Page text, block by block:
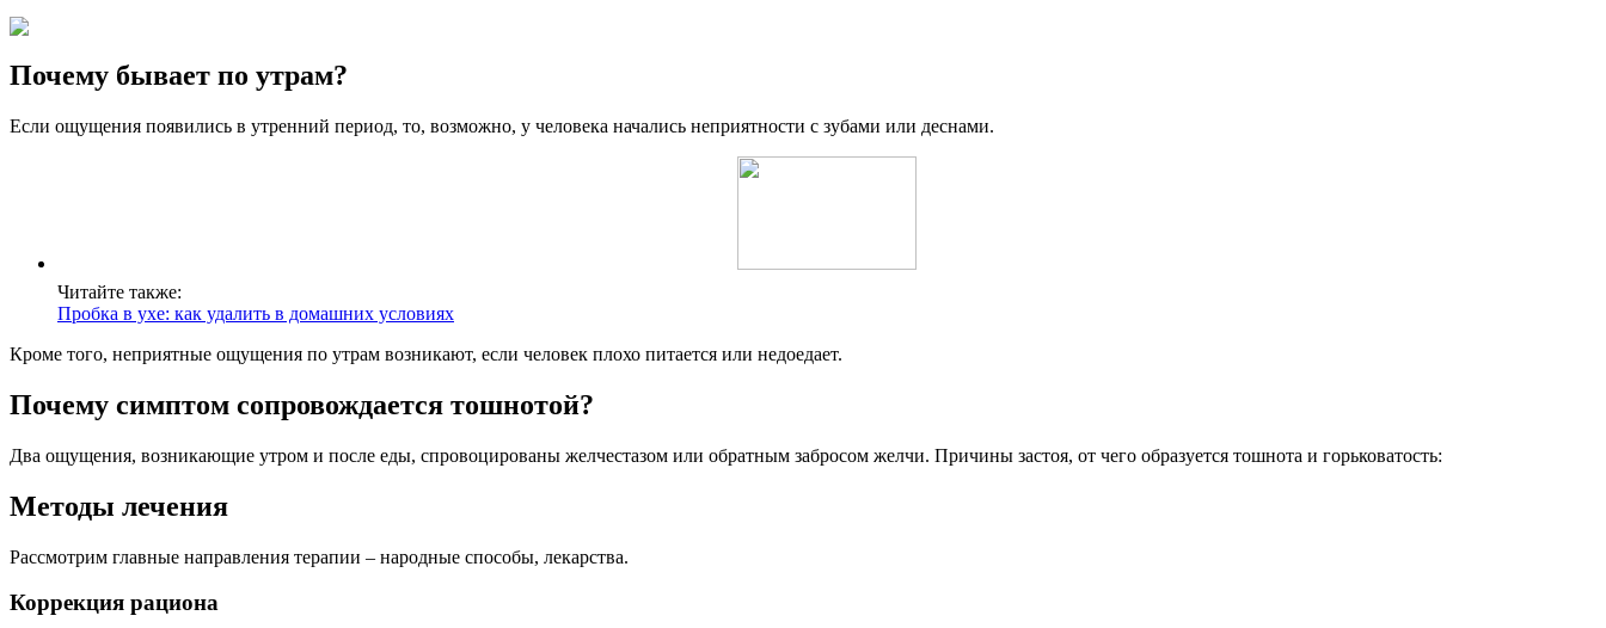
Почему бывает по утрам?
Если ощущения появились в утренний период, то, возможно, у человека начались неприятности с зубами или деснами.
Читайте также:
Пробка в ухе: как удалить в домашних условиях
Кроме того, неприятные ощущения по утрам возникают, если человек плохо питается или недоедает.
Почему симптом сопровождается тошнотой?
Два ощущения, возникающие утром и после еды, спровоцированы желчестазом или обратным забросом желчи. Причины застоя, от чего образуется тошнота и горьковатость:
Методы лечения
Рассмотрим главные направления терапии – народные способы, лекарства.
Коррекция рациона